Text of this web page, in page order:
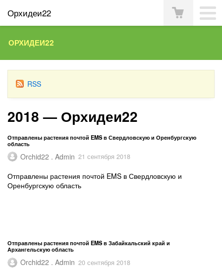
Орхидеи22
ОРХИДЕИ22
RSS
2018 — Орхидеи22
Отправлены растения почтой EMS в Свердловскую и Оренбургскую
область
Orchid22 . Admin 21 сентября 2018
Отправлены растения почтой EMS в Свердловскую и
Оренбургскую область
Отправлены растения почтой EMS в Забайкальский край и
Архангельскую область
Orchid22 . Admin 20 сентября 2018